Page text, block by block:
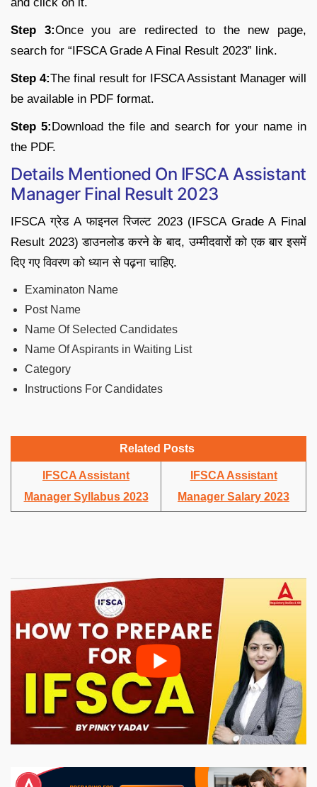
Step 3:Once you are redirected to the new page,
search for “IFSCA Grade A Final Result 2023” link.
Step 4:The final result for IFSCA Assistant Manager will
be available in PDF format.
Step 5:Download the file and search for your name in
the PDF.
Details Mentioned On IFSCA Assistant
Manager Final Result 2023
IFSCA ग्रेड A फाइनल रिजल्ट 2023 (IFSCA Grade A Final
Result 2023) डाउनलोड करने के बाद, उम्मीदवारों को एक बार इसमें
दिए गए विवरण को ध्यान से पढ़ना चाहिए.
Examinaton Name
Post Name
Name Of Selected Candidates
Name Of Aspirants in Waiting List
Category
Instructions For Candidates
Related Posts
IFSCA Assistant
Manager Syllabus 2023
IFSCA Assistant
Manager Salary 2023